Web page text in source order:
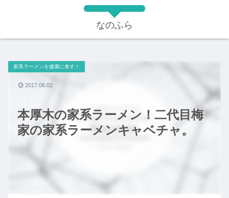
なのふら
本厚木の家系ラーメン！二代目梅
家の家系ラーメンキャベチャ。
家系ラーメンを健康に食す！
2017.06.02